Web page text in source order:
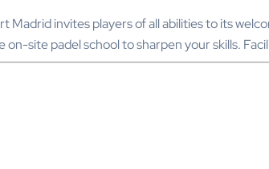
Madrid invites players of all abilities to its
on-site padel school to sharpen your skills.